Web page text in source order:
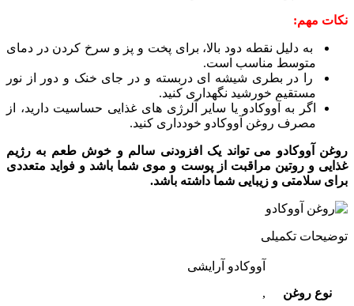
نکات مهم:
به دلیل نقطه دود بالا، برای پخت و پز و سرخ کردن در دمای
متوسط ​​مناسب است.
را در بطری شیشه ای دربسته و در جای خنک و دور از نور
مستقیم خورشید نگهداری کنید.
اگر به آووکادو یا سایر آلرژی های غذایی حساسیت دارید، از
مصرف روغن آووکادو خودداری کنید.
روغن آووکادو می تواند یک افزودنی سالم و خوش طعم به رژیم
غذایی و روتین مراقبت از پوست و موی شما باشد و فواید متعددی
برای سلامتی و زیبایی شما داشته باشد.
توضیحات تکمیلی
نوع روغن
آووکادو آرایشی
,